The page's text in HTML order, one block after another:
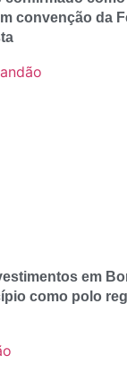
convenção da
em
como polo